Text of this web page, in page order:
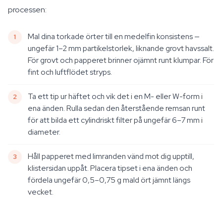
processen:
Mal dina torkade örter till en medelfin konsistens —
ungefär 1–2 mm partikelstorlek, liknande grovt havssalt.
För grovt och papperet brinner ojämnt runt klumpar. För
fint och luftflödet stryps.
Ta ett tip ur häftet och vik det i en M- eller W-form i
ena änden. Rulla sedan den återstående remsan runt
för att bilda ett cylindriskt filter på ungefär 6–7 mm i
diameter.
Håll papperet med limranden vänd mot dig upptill,
klistersidan uppåt. Placera tipset i ena änden och
fördela ungefär 0,5–0,75 g mald ört jämnt längs
vecket.